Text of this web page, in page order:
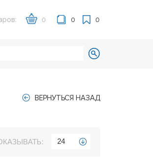
0 0 0
ВЕРНУТЬСЯ НАЗАД
24